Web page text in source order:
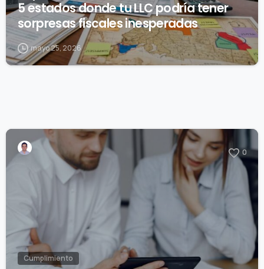
5 estados donde tu LLC podría tener
sorpresas fiscales inesperadas
mayo 25, 2026
0
Cumplimiento